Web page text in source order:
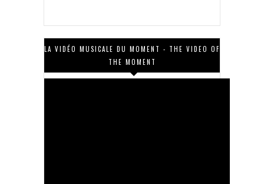
LA VIDÉO MUSICALE DU MOMENT - THE VIDEO OF
THE MOMENT